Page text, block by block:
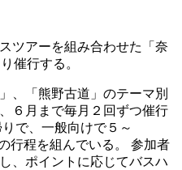
ツアーを組み合わせた「奈
催行する。
、「熊野古道」のテーマ別
６月まで毎月２回ずつ催行
で、一般向けで５～
行程を組んでいる。 参加者
、ポイントに応じてバスハ